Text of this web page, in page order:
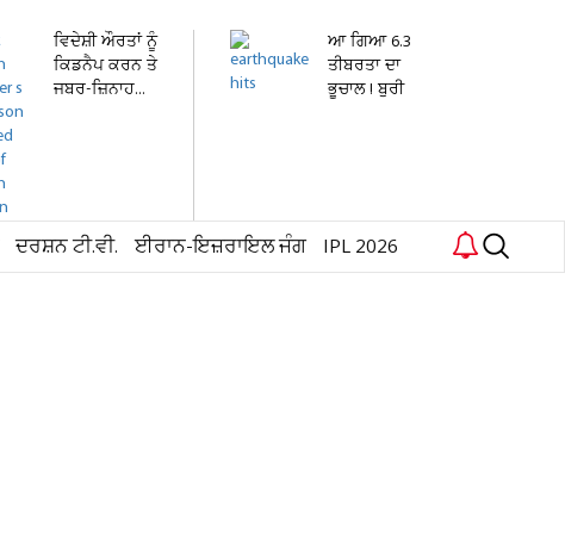
ਵਿਦੇਸ਼ੀ ਔਰਤਾਂ ਨੂੰ
ਕਿਡਨੈਪ ਕਰਨ ਤੇ
ਜਬਰ-ਜ਼ਿਨਾਹ...
ਆ ਗਿਆ 6.3
ਤੀਬਰਤਾ ਦਾ
ਭੂਚਾਲ ! ਬੁਰੀ
ਦਰਸ਼ਨ ਟੀ.ਵੀ. ਈਰਾਨ-ਇਜ਼ਰਾਇਲ ਜੰਗ IPL 2026